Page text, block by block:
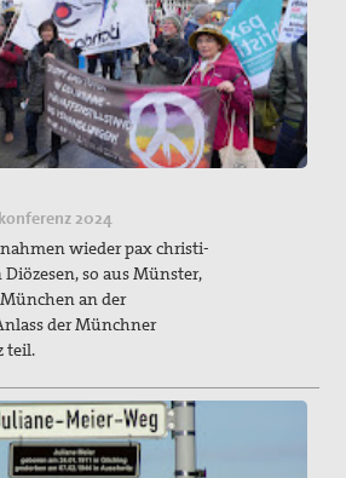
2024
wieder pax christi-
so aus Münster,
an der
der Münchner
teil.